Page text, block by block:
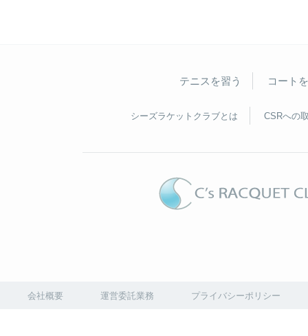
テニスを習う コート
シーズラケットクラブとは CSRへの
会社概要 運営委託業務 プライバシーポリシー